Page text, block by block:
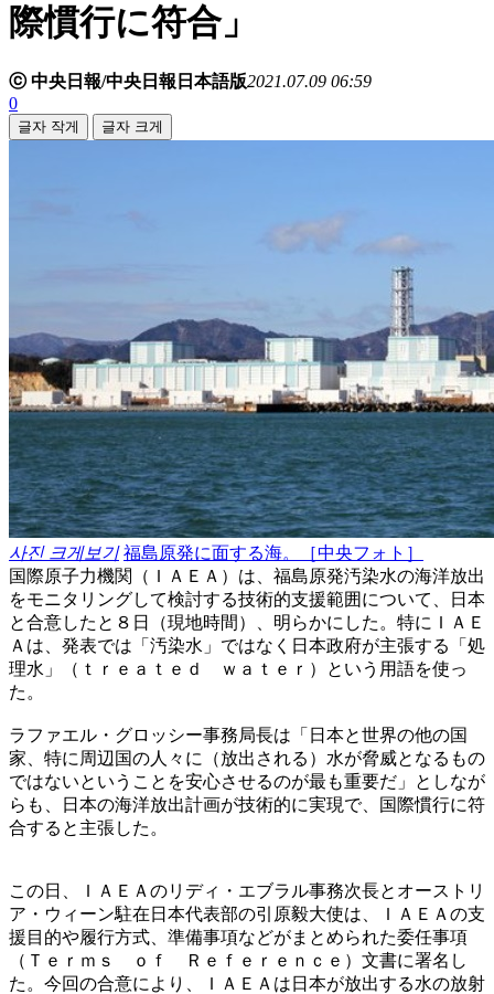
際慣行に符合」
ⓒ 中央日報/中央日報日本語版2021.07.09 06:59
0
글자 작게 글자 크게
사진 크게보기 福島原発に面する海。［中央フォト］
国際原子力機関（ＩＡＥＡ）は、福島原発汚染水の海洋放出
をモニタリングして検討する技術的支援範囲について、日本
と合意したと８日（現地時間）、明らかにした。特にＩＡＥ
Ａは、発表では「汚染水」ではなく日本政府が主張する「処
理水」（ｔｒｅａｔｅｄ ｗａｔｅｒ）という用語を使っ
た。
ラファエル・グロッシー事務局長は「日本と世界の他の国
家、特に周辺国の人々に（放出される）水が脅威となるもの
ではないということを安心させるのが最も重要だ」としなが
らも、日本の海洋放出計画が技術的に実現で、国際慣行に符
合すると主張した。
この日、ＩＡＥＡのリディ・エブラル事務次長とオーストリ
ア・ウィーン駐在日本代表部の引原毅大使は、ＩＡＥＡの支
援目的や履行方式、準備事項などがまとめられた委任事項
（Ｔｅｒｍｓ ｏｆ Ｒｅｆｅｒｅｎｃｅ）文書に署名し
た。今回の合意により、ＩＡＥＡは日本が放出する水の放射